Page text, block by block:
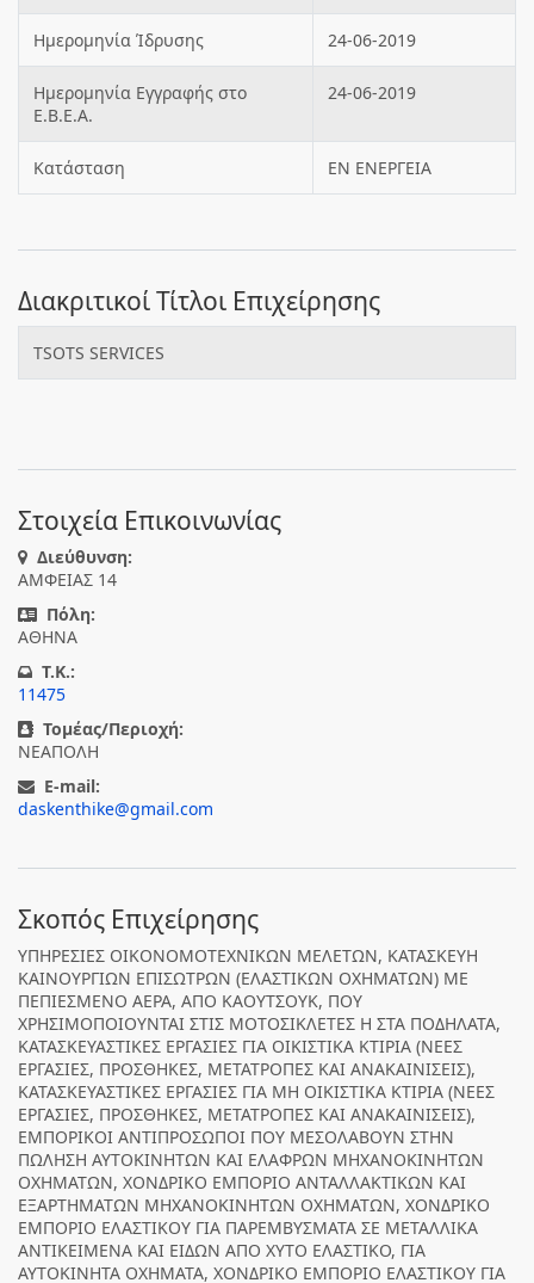
Ημερομηνία Ίδρυσης 24-06-2019
Ημερομηνία Εγγραφής στο
Ε.Β.Ε.Α.
24-06-2019
Κατάσταση ΕΝ ΕΝΕΡΓΕΙΑ
Διακριτικοί Τίτλοι Επιχείρησης
TSOTS SERVICES
Στοιχεία Επικοινωνίας
Διεύθυνση:
ΑΜΦΕΙΑΣ 14
Πόλη:
ΑΘΗΝΑ
T.K.:
11475
Τομέας/Περιοχή:
ΝΕΑΠΟΛΗ
E-mail:
daskenthike@gmail.com
Σκοπός Επιχείρησης
ΥΠΗΡΕΣΙΕΣ ΟΙΚΟΝΟΜΟΤΕΧΝΙΚΩΝ ΜΕΛΕΤΩΝ, ΚΑΤΑΣΚΕΥΗ
ΚΑΙΝΟΥΡΓΙΩΝ ΕΠΙΣΩΤΡΩΝ (ΕΛΑΣΤΙΚΩΝ ΟΧΗΜΑΤΩΝ) ΜΕ
ΠΕΠΙΕΣΜΕΝΟ ΑΕΡΑ, ΑΠΟ ΚΑΟΥΤΣΟΥΚ, ΠΟΥ
ΧΡΗΣΙΜΟΠΟΙΟΥΝΤΑΙ ΣΤΙΣ ΜΟΤΟΣΙΚΛΕΤΕΣ Η ΣΤΑ ΠΟΔΗΛΑΤΑ,
ΚΑΤΑΣΚΕΥΑΣΤΙΚΕΣ ΕΡΓΑΣΙΕΣ ΓΙΑ ΟΙΚΙΣΤΙΚΑ ΚΤΙΡΙΑ (ΝΕΕΣ
ΕΡΓΑΣΙΕΣ, ΠΡΟΣΘΗΚΕΣ, ΜΕΤΑΤΡΟΠΕΣ ΚΑΙ ΑΝΑΚΑΙΝΙΣΕΙΣ),
ΚΑΤΑΣΚΕΥΑΣΤΙΚΕΣ ΕΡΓΑΣΙΕΣ ΓΙΑ ΜΗ ΟΙΚΙΣΤΙΚΑ ΚΤΙΡΙΑ (ΝΕΕΣ
ΕΡΓΑΣΙΕΣ, ΠΡΟΣΘΗΚΕΣ, ΜΕΤΑΤΡΟΠΕΣ ΚΑΙ ΑΝΑΚΑΙΝΙΣΕΙΣ),
ΕΜΠΟΡΙΚΟΙ ΑΝΤΙΠΡΟΣΩΠΟΙ ΠΟΥ ΜΕΣΟΛΑΒΟΥΝ ΣΤΗΝ
ΠΩΛΗΣΗ ΑΥΤΟΚΙΝΗΤΩΝ ΚΑΙ ΕΛΑΦΡΩΝ ΜΗΧΑΝΟΚΙΝΗΤΩΝ
ΟΧΗΜΑΤΩΝ, ΧΟΝΔΡΙΚΟ ΕΜΠΟΡΙΟ ΑΝΤΑΛΛΑΚΤΙΚΩΝ ΚΑΙ
ΕΞΑΡΤΗΜΑΤΩΝ ΜΗΧΑΝΟΚΙΝΗΤΩΝ ΟΧΗΜΑΤΩΝ, ΧΟΝΔΡΙΚΟ
ΕΜΠΟΡΙΟ ΕΛΑΣΤΙΚΟΥ ΓΙΑ ΠΑΡΕΜΒΥΣΜΑΤΑ ΣΕ ΜΕΤΑΛΛΙΚΑ
ΑΝΤΙΚΕΙΜΕΝΑ ΚΑΙ ΕΙΔΩΝ ΑΠΟ ΧΥΤΟ ΕΛΑΣΤΙΚΟ, ΓΙΑ
ΑΥΤΟΚΙΝΗΤΑ ΟΧΗΜΑΤΑ, ΧΟΝΔΡΙΚΟ ΕΜΠΟΡΙΟ ΕΛΑΣΤΙΚΟΥ ΓΙΑ